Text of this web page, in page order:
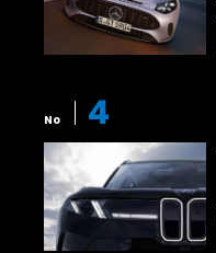
No 4